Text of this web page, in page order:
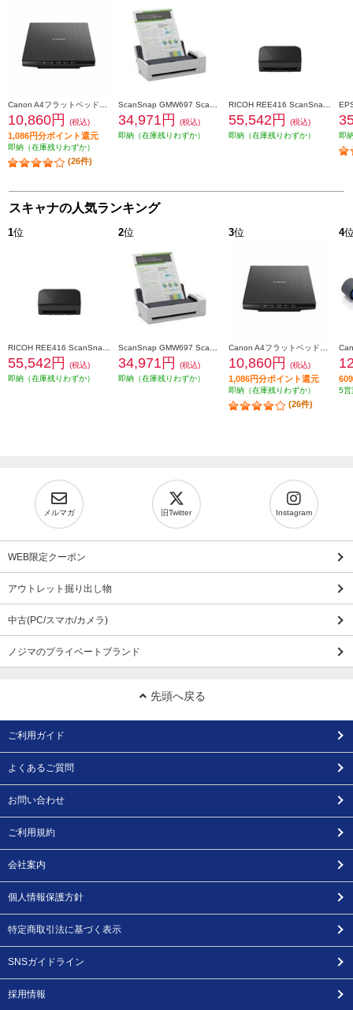
10,860円 (税込)
1,086円分ポイント還元
即納（在庫残りわずか）
(26件)
34,971円
(税込)
即納（在庫残りわずか）
55,542円
(税込)
即納（在庫残りわずか）
即
スキャナの人気ランキング
1位
55,542円
(税込)
即納（在庫残りわずか）
2位
34,971円
(税込)
即納（在庫残りわずか）
3位
10,860円 (税込)
1,086円分ポイント還元
即納（在庫残りわずか）
(26件)
4
5営
メルマガ 旧Twitter Instagram
WEB限定クーポン
アウトレット掘り出し物
中古(PC/スマホ/カメラ)
ノジマのプライベートブランド
先頭へ戻る
ご利用ガイド
よくあるご質問
お問い合わせ
ご利用規約
会社案内
個人情報保護方針
特定商取引法に基づく表示
SNSガイドライン
採用情報